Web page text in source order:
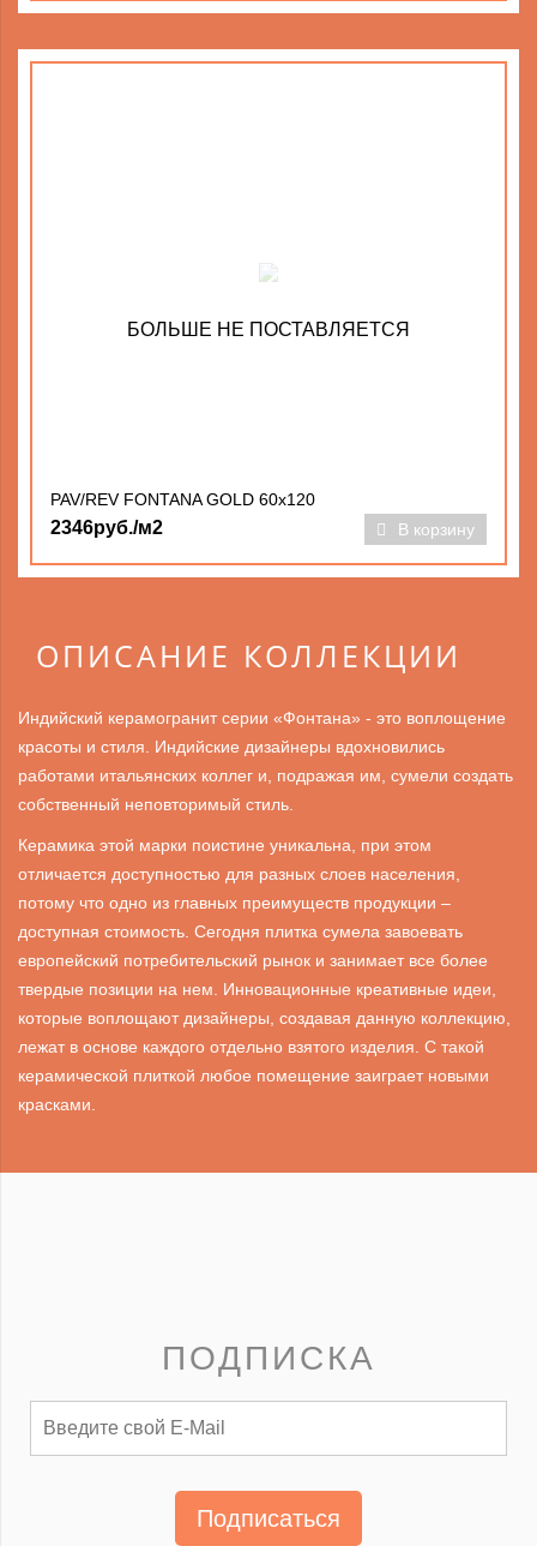
БОЛЬШЕ НЕ ПОСТАВЛЯЕТСЯ
PAV/REV FONTANA GOLD 60x120
2346руб./м2 В корзину
ОПИСАНИЕ КОЛЛЕКЦИИ
Индийский керамогранит серии «Фонтана» - это воплощение
красоты и стиля. Индийские дизайнеры вдохновились
работами итальянских коллег и, подражая им, сумели создать
собственный неповторимый стиль.
Керамика этой марки поистине уникальна, при этом
отличается доступностью для разных слоев населения,
потому что одно из главных преимуществ продукции –
доступная стоимость. Сегодня плитка сумела завоевать
европейский потребительский рынок и занимает все более
твердые позиции на нем. Инновационные креативные идеи,
которые воплощают дизайнеры, создавая данную коллекцию,
лежат в основе каждого отдельно взятого изделия. С такой
керамической плиткой любое помещение заиграет новыми
красками.
ПОДПИСКА
Подписаться